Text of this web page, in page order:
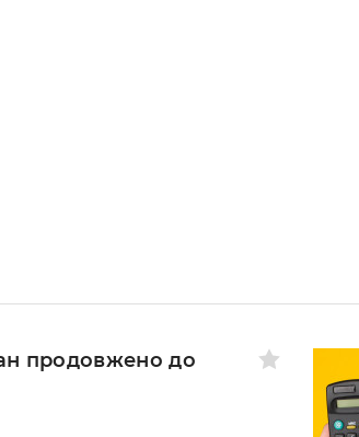
продовжено до